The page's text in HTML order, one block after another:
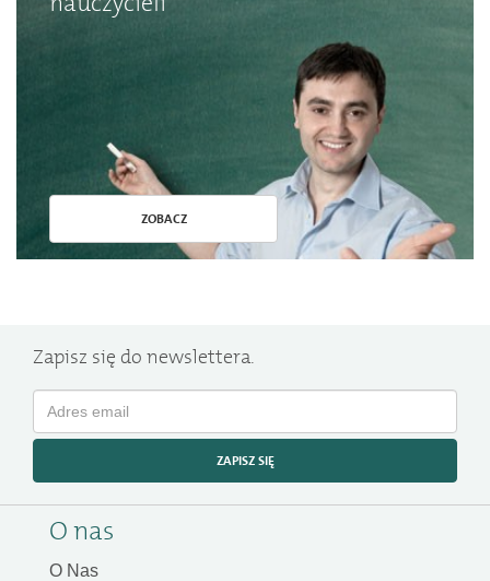
ZOBACZ
Zapisz się do newslettera.
ZAPISZ SIĘ
O nas
O Nas